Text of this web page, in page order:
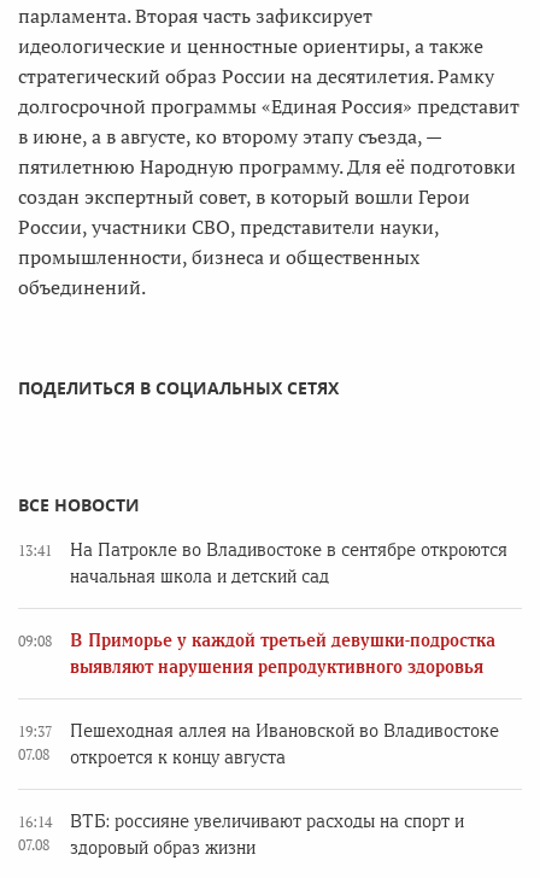
парламента. Вторая часть зафиксирует
идеологические и ценностные ориентиры, а также
стратегический образ России на десятилетия. Рамку
долгосрочной программы «Единая Россия» представит
в июне, а в августе, ко второму этапу съезда, —
пятилетнюю Народную программу. Для её подготовки
создан экспертный совет, в который вошли Герои
России, участники СВО, представители науки,
промышленности, бизнеса и общественных
объединений.
ПОДЕЛИТЬСЯ В СОЦИАЛЬНЫХ СЕТЯХ
ВСЕ НОВОСТИ
13:41
На Патрокле во Владивостоке в сентябре откроются
начальная школа и детский сад
09:08
В Приморье у каждой третьей девушки-подростка
выявляют нарушения репродуктивного здоровья
19:37
07.08
Пешеходная аллея на Ивановской во Владивостоке
откроется к концу августа
16:14
07.08
ВТБ: россияне увеличивают расходы на спорт и
здоровый образ жизни